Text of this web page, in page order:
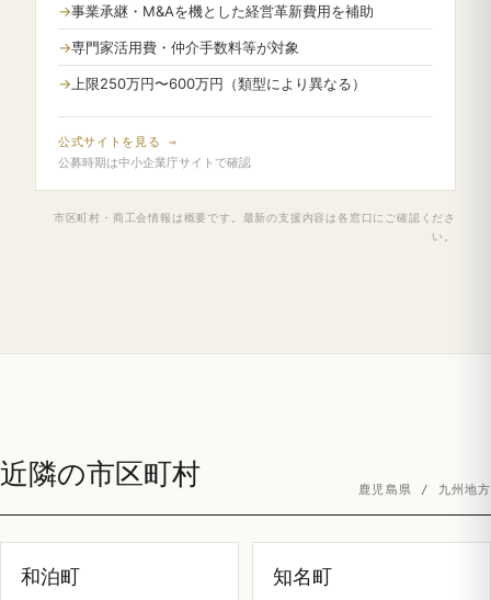
事業承継・M&Aを機とした経営革新費用を補助
専門家活用費・仲介手数料等が対象
上限250万円〜600万円（類型により異なる）
公式サイトを見る →
公募時期は中小企業庁サイトで確認
市区町村・商工会情報は概要です。最新の支援内容は各窓口にご確認くださ
い。
近隣の市区町村 鹿児島県 / 九州地方
和泊町 知名町